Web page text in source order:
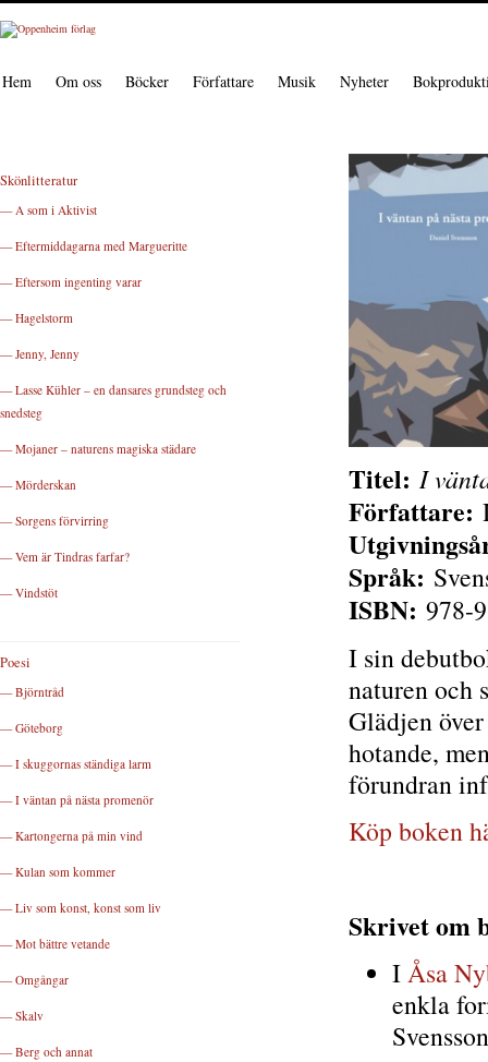
Hem Om oss Böcker Författare Musik Nyheter
Titel: I
Författare:
Språk:
ISBN: 978-
I sin
naturen och
Glädjen
hotande,
förundran
Köp boken
Skrivet om
IÅsa
enkla
Skönlitteratur
— A som i Aktivist
— Eftermiddagarna med Margueritte
— Eftersom ingenting varar
— Hagelstorm
— Jenny, Jenny
— Lasse Kühler – en dansares grundsteg och
snedsteg
— Mojaner – naturens magiska städare
— Mörderskan
— Sorgens förvirring
— Vem är Tindras farfar?
— Vindstöt
Poesi
— Björntråd
— Göteborg
— I skuggornas ständiga larm
— I väntan på nästa promenör
— Kartongerna på min vind
— Kulan som kommer
— Liv som konst, konst som liv
— Mot bättre vetande
— Omgångar
— Skalv
— Berg och annat